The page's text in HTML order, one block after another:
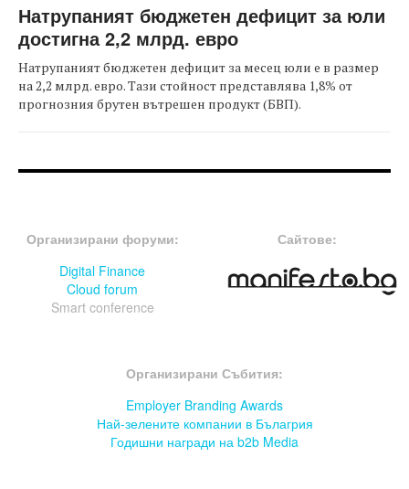
Натрупаният бюджетен дефицит за юли
достигна 2,2 млрд. евро
Натрупаният бюджетен дефицит за месец юли е в размер
на 2,2 млрд. евро. Тази стойност представлява 1,8% от
прогнозния брутен вътрешен продукт (БВП).
Организирани форуми:
Digital Finance
Cloud forum
Smart conference
Сайтове:
Организирани Събития:
Employer Branding Awards
Най-зелените компании в Бълагрия
Годишни награди на b2b Media